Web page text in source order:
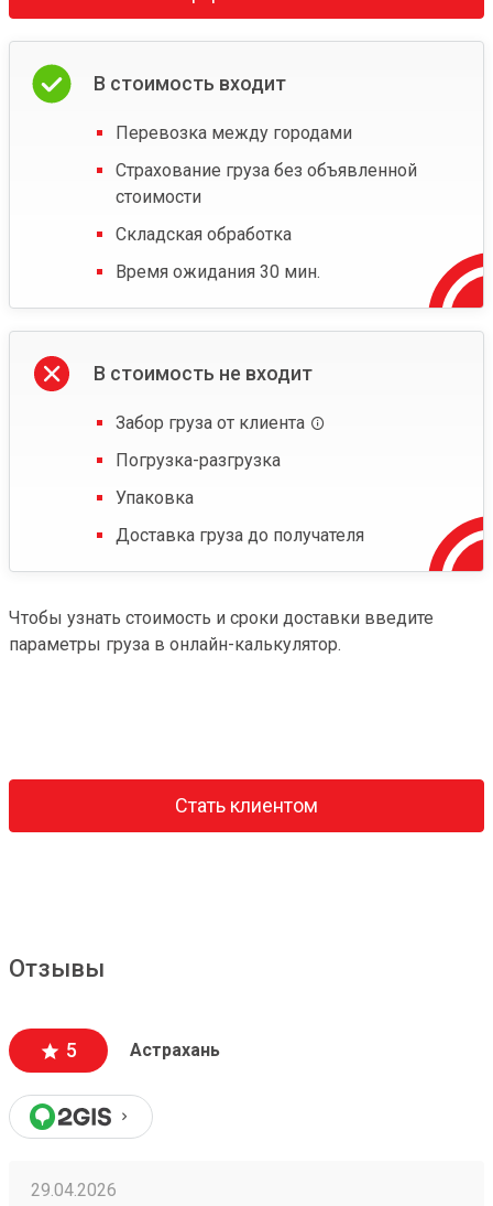
В стоимость входит
Перевозка между городами
Страхование груза без объявленной
стоимости
Складская обработка
Время ожидания 30 мин.
В стоимость не входит
Забор груза от клиента
Погрузка-разгрузка
Упаковка
Доставка груза до получателя
Чтобы узнать стоимость и сроки доставки введите
параметры груза в онлайн-калькулятор.
Стать клиентом
Отзывы
5 Астрахань
29.04.2026